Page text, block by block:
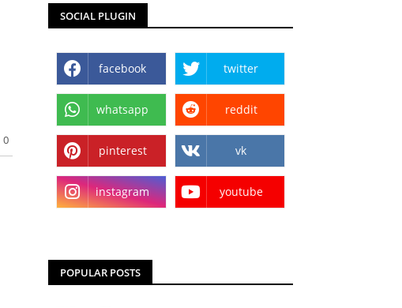
0
SOCIAL PLUGIN
facebook twitter
whatsapp reddit
pinterest vk
instagram youtube
POPULAR POSTS